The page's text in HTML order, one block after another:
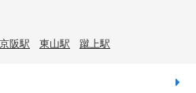
阪駅 東山駅 蹴上駅